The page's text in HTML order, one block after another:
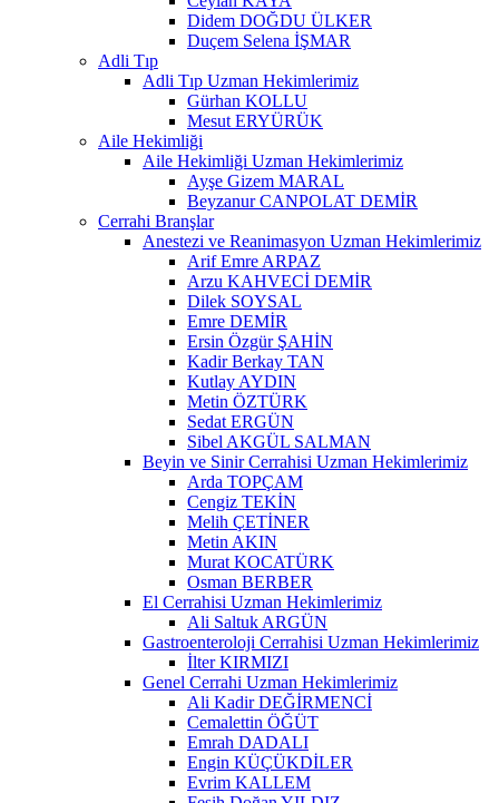
Didem DOĞDU ÜLKER
Duçem Selena İŞMAR
Adli Tıp
Adli Tıp Uzman Hekimlerimiz
Gürhan KOLLU
Mesut ERYÜRÜK
Aile Hekimliği
Aile Hekimliği Uzman Hekimlerimiz
Ayşe Gizem MARAL
Beyzanur CANPOLAT DEMİR
Cerrahi Branşlar
Anestezi ve Reanimasyon Uzman Hekimlerimiz
Arif Emre ARPAZ
Arzu KAHVECİ DEMİR
Dilek SOYSAL
Emre DEMİR
Ersin Özgür ŞAHİN
Kadir Berkay TAN
Kutlay AYDIN
Metin ÖZTÜRK
Sedat ERGÜN
Sibel AKGÜL SALMAN
Beyin ve Sinir Cerrahisi Uzman Hekimlerimiz
Arda TOPÇAM
Cengiz TEKİN
Melih ÇETİNER
Metin AKIN
Murat KOCATÜRK
Osman BERBER
El Cerrahisi Uzman Hekimlerimiz
Ali Saltuk ARGÜN
Gastroenteroloji Cerrahisi Uzman Hekimlerimiz
İlter KIRMIZI
Genel Cerrahi Uzman Hekimlerimiz
Ali Kadir DEĞİRMENCİ
Cemalettin ÖĞÜT
Emrah DADALI
Engin KÜÇÜKDİLER
Evrim KALLEM